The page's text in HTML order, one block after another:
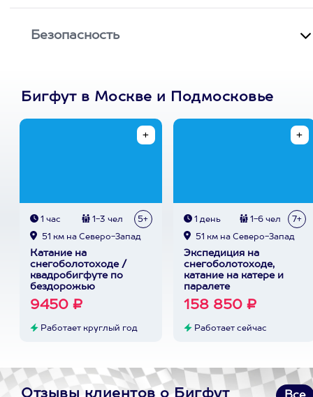
Безопасность
Бигфут в Москве и Подмосковье
1 час 1-3 чел 5+
51 км на Северо-Запад
Катание на
снегоболотоходе /
квадробигфуте по
бездорожью
9450 ₽
Работает круглый год
1 день 1-6 чел 7+
51 км на Северо-Запад
Экспедиция на
снегоболотоходе,
катание на катере и
паралете
158 850 ₽
Работает сейчас
Отзывы клиентов о Бигфут